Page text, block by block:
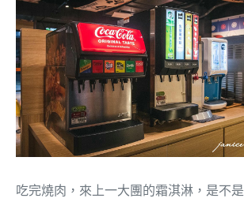
吃完燒肉，來上一大團的霜淇淋，是不